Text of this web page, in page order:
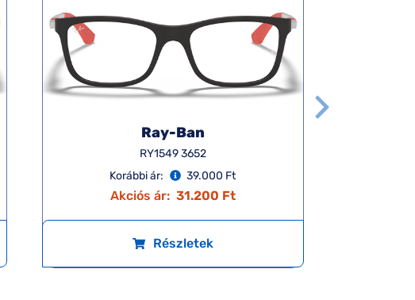
Ray-Ban
RY1549 3652
Korábbi ár:
39.000 Ft
Akciós ár: 31.200 Ft
Részletek